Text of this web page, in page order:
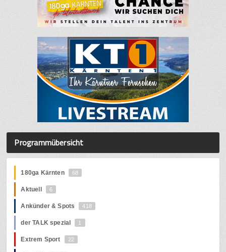
Programmübersicht
180ga Kärnten 68
Aktuell 6
Ankünder & Spots 418
der TALK spezial 1
Extrem Sport 22